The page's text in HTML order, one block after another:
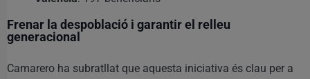
Frenar la despoblació i garantir el relleu
generacional
Camarero ha subratllat que aquesta iniciativa és clau per a